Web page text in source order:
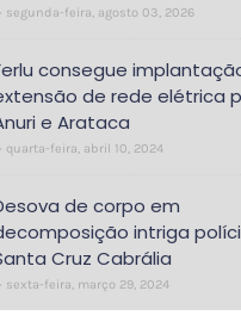
segunda-feira, agosto 03, 2026
consegue
de rede elétrica
e Arataca
quarta-feira, abril 10, 2024
de corpo em
intriga
Cruz Cabrália
sexta-feira, março 29, 2024